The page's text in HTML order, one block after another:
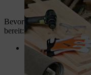
Sind alle Materialien
Bevor Sie beginnen das
bereit:
Holzplatten:
4 Stück 40 x
1 Stück 30 x